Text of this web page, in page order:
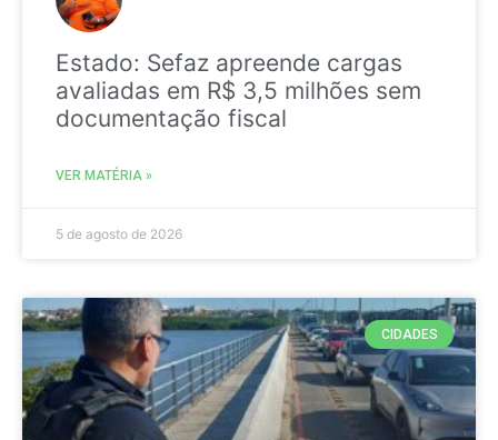
Estado: Sefaz apreende cargas
avaliadas em R$ 3,5 milhões sem
documentação fiscal
VER MATÉRIA »
5 de agosto de 2026
CIDADES